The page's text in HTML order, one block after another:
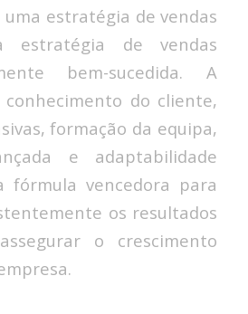
estratégia de vendas
estratégia de vendas
bem-sucedida. A
conhecimento do cliente,
formação da equipa,
e adaptabilidade
fórmula vencedora para
os resultados
o crescimento